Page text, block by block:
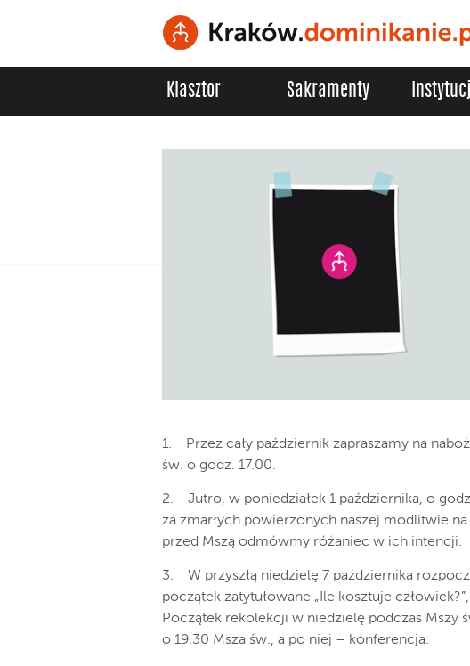
Klasztor Sakramenty
1. Przez cały październik zapraszamy na
św. o godz. 17.00.
2. Jutro, w poniedziałek 1 października, o
za zmarłych powierzonych naszej modlitwie
przed Mszą odmówmy różaniec w ich intencji.
3. W przyszłą niedzielę 7 października
początek zatytułowane „Ile kosztuje
Początek rekolekcji w niedzielę podczas Mszy
o 19.30 Msza św., a po niej – konferencja.